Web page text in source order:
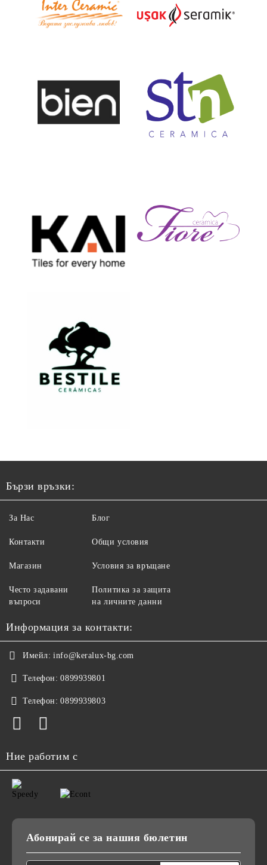
Бързи връзки:
За Нас
Контакти
Магазин
Често задавани
въпроси
Блог
Общи условия
Условия за връщане
Политика за защита
на личните данни
Информация за контакти:
Имейл: info@keralux-bg.com
Телефон: 0899939801
Телефон: 0899939803
Ние работим с
Абонирай се за нашия бюлетин